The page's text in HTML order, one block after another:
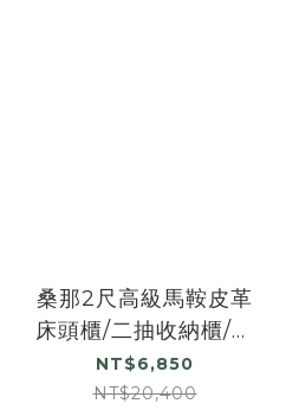
桑那2尺高級馬鞍皮革
床頭櫃/二抽收納櫃/置
物小邊櫃/小茶几
NT$6,850
NT$20,400